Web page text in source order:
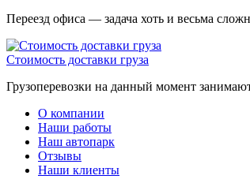
Переезд офиса — задача хоть и весьма
Стоимость доставки груза
Грузоперевозки на данный момент
О компании
Наши работы
Наш автопарк
Отзывы
Наши клиенты